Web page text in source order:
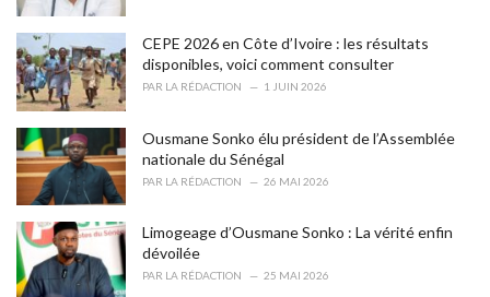
CEPE 2026 en Côte d’Ivoire : les résultats
disponibles, voici comment consulter
PAR LA RÉDACTION 1 JUIN 2026
Ousmane Sonko élu président de l’Assemblée
nationale du Sénégal
PAR LA RÉDACTION 26 MAI 2026
Limogeage d’Ousmane Sonko : La vérité enfin
dévoilée
PAR LA RÉDACTION 25 MAI 2026